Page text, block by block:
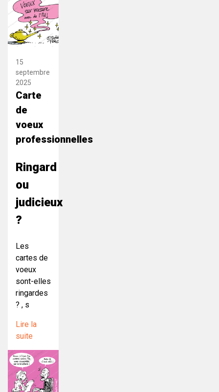
15
septembre
2025
Carte
de
voeux
professionnelles
Ringard
ou
judicieux
?
Les
cartes de
voeux
sont-elles
ringardes
? , s
Lire la
suite